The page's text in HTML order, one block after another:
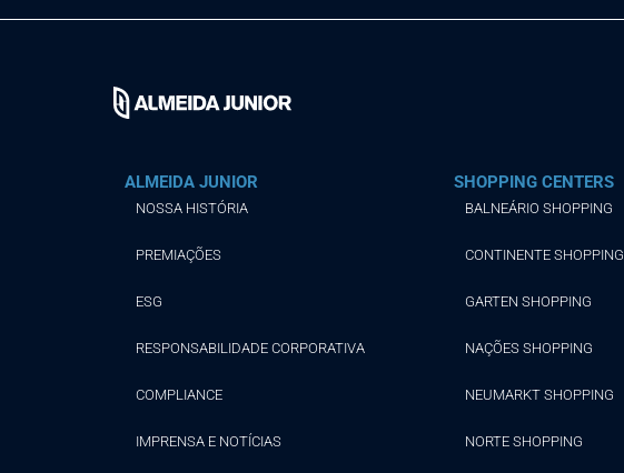
ALMEIDA JUNIOR
NOSSA HISTÓRIA
PREMIAÇÕES
ESG
RESPONSABILIDADE CORPORATIVA
COMPLIANCE
IMPRENSA E NOTÍCIAS
SHOPPING CENTERS
BALNEÁRIO SHOPPING
CONTINENTE SHOPPING
GARTEN SHOPPING
NAÇÕES SHOPPING
NEUMARKT SHOPPING
NORTE SHOPPING